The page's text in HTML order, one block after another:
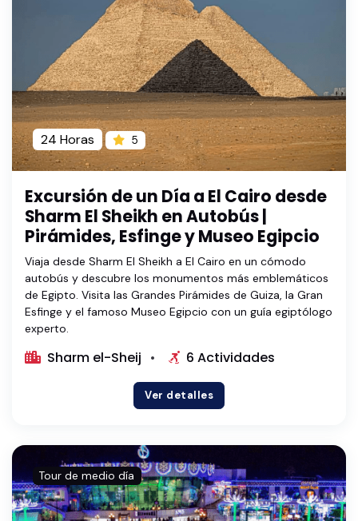
24 Horas 5
Excursión de un Día a El Cairo desde
Sharm El Sheikh en Autobús |
Pirámides, Esfinge y Museo Egipcio
Viaja desde Sharm El Sheikh a El Cairo en un cómodo
autobús y descubre los monumentos más emblemáticos
de Egipto. Visita las Grandes Pirámides de Guiza, la Gran
Esfinge y el famoso Museo Egipcio con un guía egiptólogo
experto.
Sharm el-Sheij 6 Actividades
Ver detalles
Tour de medio día